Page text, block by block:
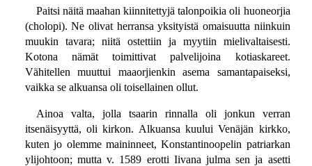
Paitsi näitä maahan kiinnitettyjä talonpoikia oli huoneorjia
(cholopi). Ne olivat herransa yksityistä omaisuutta niinkuin
muukin tavara; niitä ostettiin ja myytiin mielivaltaisesti.
Kotona nämät toimittivat palvelijoina kotiaskareet.
Vähitellen muuttui maaorjienkin asema samantapaiseksi,
vaikka se alkuansa oli toisellainen ollut.
Ainoa valta, jolla tsaarin rinnalla oli jonkun verran
itsenäisyyttä, oli kirkon. Alkuansa kuului Venäjän kirkko,
kuten jo olemme maininneet, Konstantinoopelin patriarkan
ylijohtoon; mutta v. 1589 erotti Iivana julma sen ja asetti